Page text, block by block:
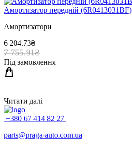
Амортизатор передній (6R0413031BF)
Амортизатори
6 204.73₴
7 755.91₴
Під замовлення
Читати далі
+380 67 414 82 27
parts@praga-auto.com.ua